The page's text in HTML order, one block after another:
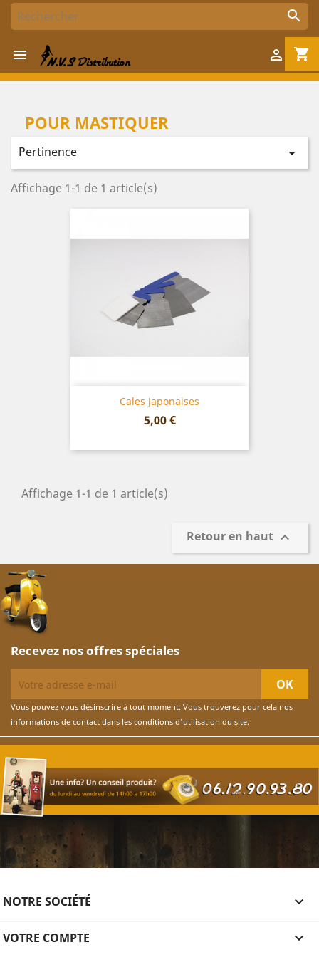

 shopping_cart

POUR MASTIQUER
Pertinence 
Affichage 1-1 de 1 article(s)
Cales Japonaises
Prix
5,00 €
Affichage 1-1 de 1 article(s)
Retour en haut 
Recevez nos offres spéciales
Vous pouvez vous désinscrire à tout moment. Vous trouverez pour cela nos
informations de contact dans les conditions d'utilisation du site.
NOTRE SOCIÉTÉ 
VOTRE COMPTE 